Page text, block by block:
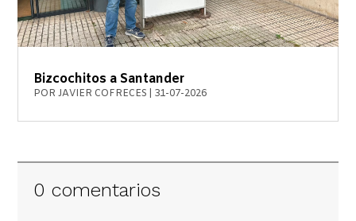
Bizcochitos a Santander
PORJAVIER COFRECES 31-07-2026
0 comentarios